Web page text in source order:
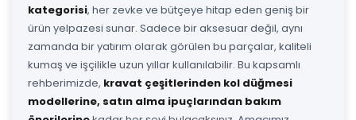
kategorisi, her zevke ve bütçeye hitap eden geniş bir
ürün yelpazesi sunar. Sadece bir aksesuar değil, aynı
zamanda bir yatırım olarak görülen bu parçalar, kaliteli
kumaş ve işçilikle uzun yıllar kullanılabilir. Bu kapsamlı
rehberimizde, kravat çeşitlerinden kol düğmesi
modellerine, satın alma ipuçlarından bakım